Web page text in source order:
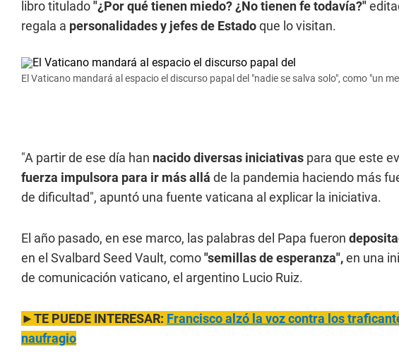
libro titulado"¿Por qué tienen miedo? ¿No tienen fe todavía?"
regala a personalidades y jefes de Estadoque lo visitan.
El Vaticano mandará al espacio el discurso papal del "nadie se salva solo", como "un
"A partir de ese día han nacido diversas iniciativas para que este
fuerza impulsora para ir más allá de la pandemia haciendo más
de dificultad", apuntó una fuente vaticana al explicar la iniciativa.
El año pasado, en ese marco, las palabras del Papa fueron
en el Svalbard Seed Vault, como"semillas de esperanza",en una
de comunicación vaticano, el argentino Lucio Ruiz.
►TE PUEDE INTERESAR: Francisco alzó la voz contra los
naufragio